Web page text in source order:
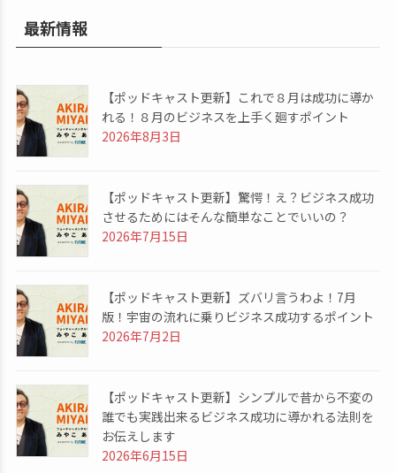
最新情報
【ポッドキャスト更新】これで８月は成功に導か
れる！８月のビジネスを上手く廻すポイント
2026年8月3日
【ポッドキャスト更新】驚愕！え？ビジネス成功
させるためにはそんな簡単なことでいいの？
2026年7月15日
【ポッドキャスト更新】ズバリ言うわよ！7月
版！宇宙の流れに乗りビジネス成功するポイント
2026年7月2日
【ポッドキャスト更新】シンプルで昔から不変の
誰でも実践出来るビジネス成功に導かれる法則を
お伝えします
2026年6月15日